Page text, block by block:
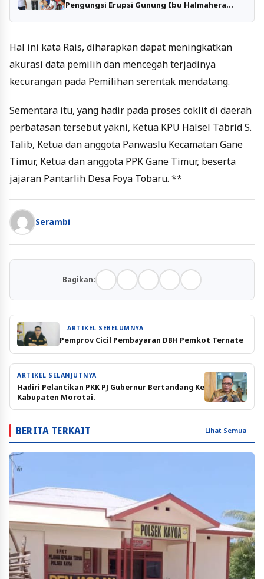
Pengungsi Erupsi Gunung Ibu Halmahera
Hal ini kata Rais, diharapkan dapat meningkatkan
akurasi data pemilih dan mencegah terjadinya
kecurangan pada Pemilihan serentak mendatang.
Sementara itu, yang hadir pada proses coklit di daerah
perbatasan tersebut yakni, Ketua KPU Halsel Tabrid S.
Talib, Ketua dan anggota Panwaslu Kecamatan Gane
Timur, Ketua dan anggota PPK Gane Timur, beserta
jajaran Pantarlih Desa Foya Tobaru. **
Serambi
Bagikan:
ARTIKEL SEBELUMNYA
Pemprov Cicil Pembayaran DBH Pemkot Ternate
ARTIKEL SELANJUTNYA
Hadiri Pelantikan PKK PJ Gubernur Bertandang Ke
Kabupaten Morotai.
BERITA TERKAIT Lihat Semua